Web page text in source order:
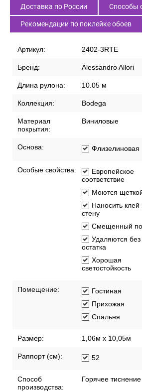
Доставка по России Способы
Рекомендации по поклейке обоев
Артикул: 2402-3RTE
Бренд: Alessandro Allori
Длина рулона: 10.05 м
Коллекция: Bodega
Материал
покрытия:
Виниловые
Основа: Флизелиновая
Особые свойства:
Европейское
соответствие
Моются
Наносить клей
стену
Смещенный
Удаляются без
остатка
Хорошая
светостойкость
Помещение:
Гостиная
Прихожая
Спальня
Размер: 1,06м х 10,05м
Раппорт (см): 52
Способ
производства:
Горячее тиснение